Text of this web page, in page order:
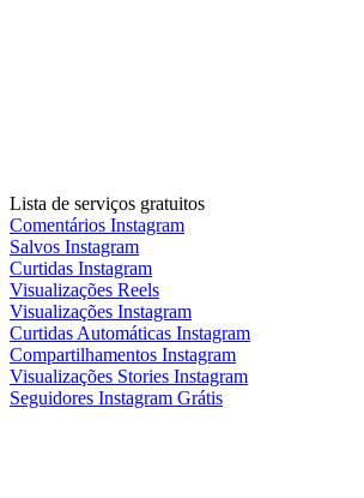
Lista de serviços gratuitos
Comentários Instagram
Salvos Instagram
Curtidas Instagram
Visualizações Reels
Visualizações Instagram
Curtidas Automáticas Instagram
Compartilhamentos Instagram
Visualizações Stories Instagram
Seguidores Instagram Grátis